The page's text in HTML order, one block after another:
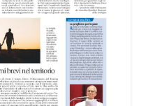
sottolinea
anche ai temi della
Mediterraneo. Oggi
Mediterraneo
monsignor